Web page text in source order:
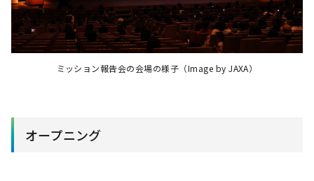
ミッション報告会の会場の様子（Image by JAXA）
オープニング